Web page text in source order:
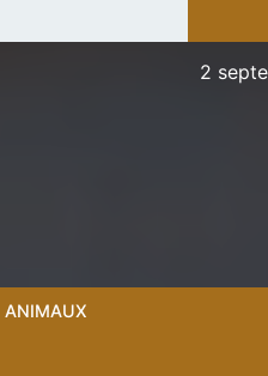
2
ANIMAUX